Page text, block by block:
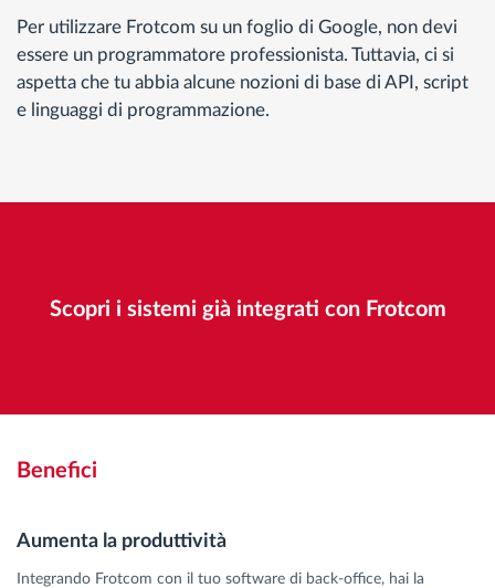
Per utilizzare Frotcom su un foglio di Google, non devi
essere un programmatore professionista. Tuttavia, ci si
aspetta che tu abbia alcune nozioni di base di API, script
e linguaggi di programmazione.
Scopri i sistemi già integrati con Frotcom
Benefici
Aumenta la produttività
Integrando Frotcom con il tuo software di back-office, hai la